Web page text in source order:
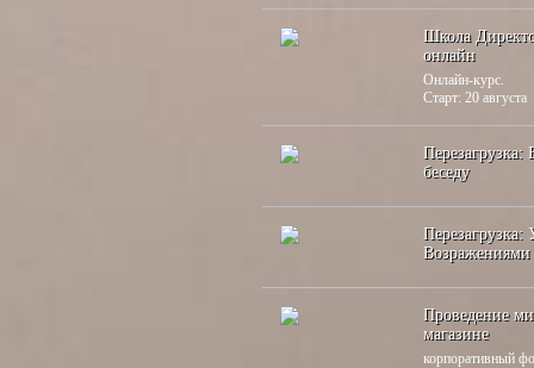
Школа
онлайн
Онлайн-курс.
Старт: 20 августа
Перезагрузка:
беседу
Перезагрузка:
Возражениями
Проведение
магазине
корпоративный